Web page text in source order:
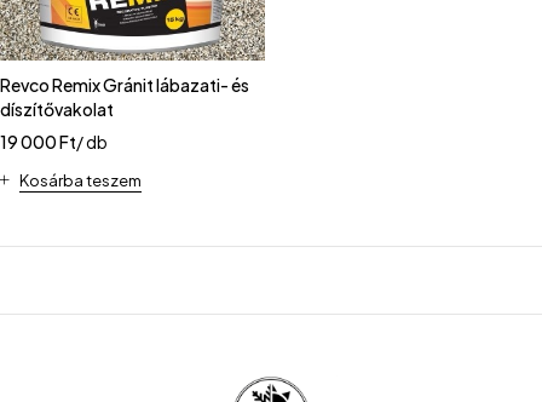
Revco Remix Gránit lábazati- és
díszítővakolat
19 000Ft/ db
Kosárba teszem